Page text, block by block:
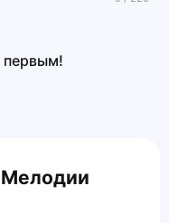
первым!
Мелодии